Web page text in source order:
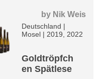
by Nik Weis
Deutschland |
Mosel | 2019, 2022
Goldtröpfch
en Spätlese